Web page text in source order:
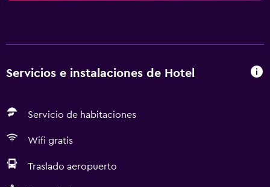
Servicios e instalaciones de Hotel
Servicio de habitaciones
Wifi gratis
Traslado aeropuerto